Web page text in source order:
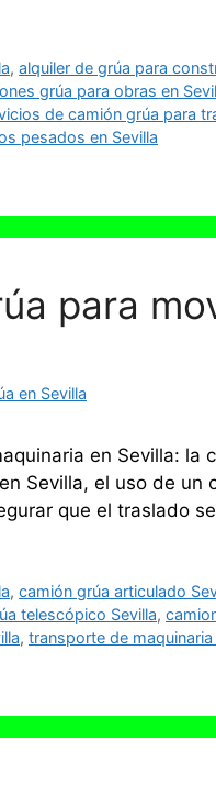
,alquiler de grúa para
grúa para obras en
de camión grúa para
pesados en Sevilla
para
en Sevilla
en Sevilla:
Sevilla, el uso de
que el traslado
,camión grúa articulado
telescópico Sevilla,
, transporte de maquinaria